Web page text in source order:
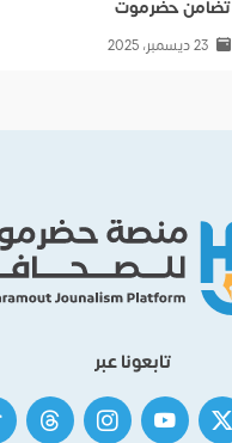
تضامن حضرموت
تابعونا عبر